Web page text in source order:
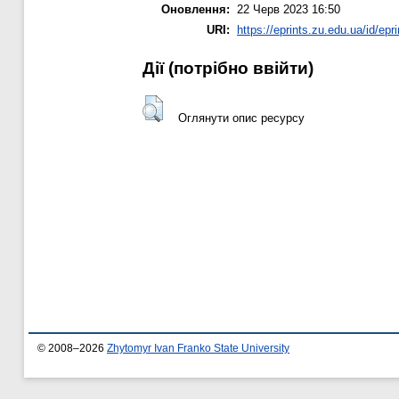
Оновлення: 22 Черв 2023 16:50
URI:
https://eprints.zu.edu.ua/id/
Дії ​​(потрібно ввійти)
Оглянути опис ресурсу
© 2008–2026 Zhytomyr Ivan Franko State University